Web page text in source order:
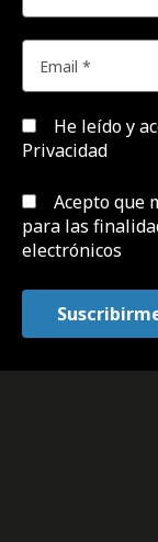
He leído y
Privacidad
Acepto que
para las
electrónicos